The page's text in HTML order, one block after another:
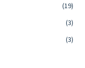
(19)
(3)
(3)